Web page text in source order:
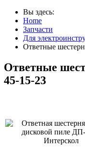
Вы здесь:
Home
Запчасти
Для
Ответные
Ответные
45-15-23